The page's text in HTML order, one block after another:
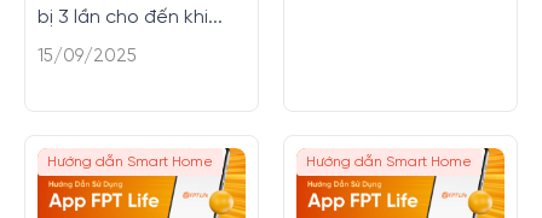
bị 3 lần cho đến khi...
15/09/2025
Hướng dẫn Smart Home Hướng dẫn Smart Home